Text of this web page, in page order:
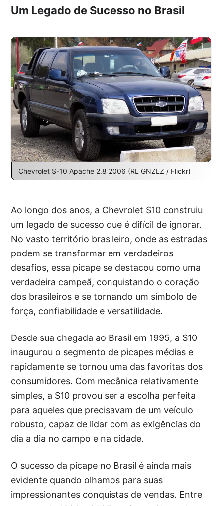
Um Legado de Sucesso no Brasil
Chevrolet S-10 Apache 2.8 2006 (RL GNZLZ / Flickr)
Ao longo dos anos, a Chevrolet S10 construiu
um legado de sucesso que é difícil de ignorar.
No vasto território brasileiro, onde as estradas
podem se transformar em verdadeiros
desafios, essa picape se destacou como uma
verdadeira campeã, conquistando o coração
dos brasileiros e se tornando um símbolo de
força, confiabilidade e versatilidade.
Desde sua chegada ao Brasil em 1995, a S10
inaugurou o segmento de picapes médias e
rapidamente se tornou uma das favoritas dos
consumidores. Com mecânica relativamente
simples, a S10 provou ser a escolha perfeita
para aqueles que precisavam de um veículo
robusto, capaz de lidar com as exigências do
dia a dia no campo e na cidade.
O sucesso da picape no Brasil é ainda mais
evidente quando olhamos para suas
impressionantes conquistas de vendas. Entre